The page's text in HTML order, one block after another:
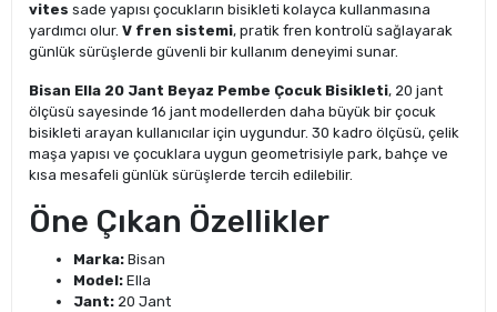
vites sade yapısı çocukların bisikleti kolayca kullanmasına
yardımcı olur. V fren sistemi, pratik fren kontrolü sağlayarak
günlük sürüşlerde güvenli bir kullanım deneyimi sunar.
Bisan Ella 20 Jant Beyaz Pembe Çocuk Bisikleti, 20 jant
ölçüsü sayesinde 16 jant modellerden daha büyük bir çocuk
bisikleti arayan kullanıcılar için uygundur. 30 kadro ölçüsü, çelik
maşa yapısı ve çocuklara uygun geometrisiyle park, bahçe ve
kısa mesafeli günlük sürüşlerde tercih edilebilir.
Öne Çıkan Özellikler
Marka: Bisan
Model: Ella
Jant: 20 Jant